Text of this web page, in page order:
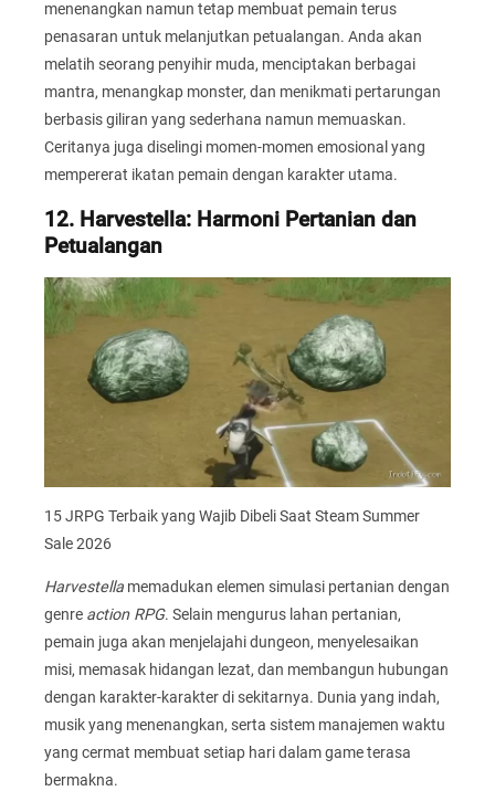
menenangkan namun tetap membuat pemain terus
penasaran untuk melanjutkan petualangan. Anda akan
melatih seorang penyihir muda, menciptakan berbagai
mantra, menangkap monster, dan menikmati pertarungan
berbasis giliran yang sederhana namun memuaskan.
Ceritanya juga diselingi momen-momen emosional yang
mempererat ikatan pemain dengan karakter utama.
12. Harvestella: Harmoni Pertanian dan
Petualangan
15 JRPG Terbaik yang Wajib Dibeli Saat Steam Summer
Sale 2026
Harvestella memadukan elemen simulasi pertanian dengan
genre action RPG. Selain mengurus lahan pertanian,
pemain juga akan menjelajahi dungeon, menyelesaikan
misi, memasak hidangan lezat, dan membangun hubungan
dengan karakter-karakter di sekitarnya. Dunia yang indah,
musik yang menenangkan, serta sistem manajemen waktu
yang cermat membuat setiap hari dalam game terasa
bermakna.